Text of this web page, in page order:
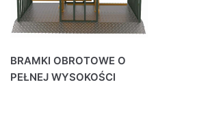
BRAMKI OBROTOWE O
PEŁNEJ WYSOKOŚCI